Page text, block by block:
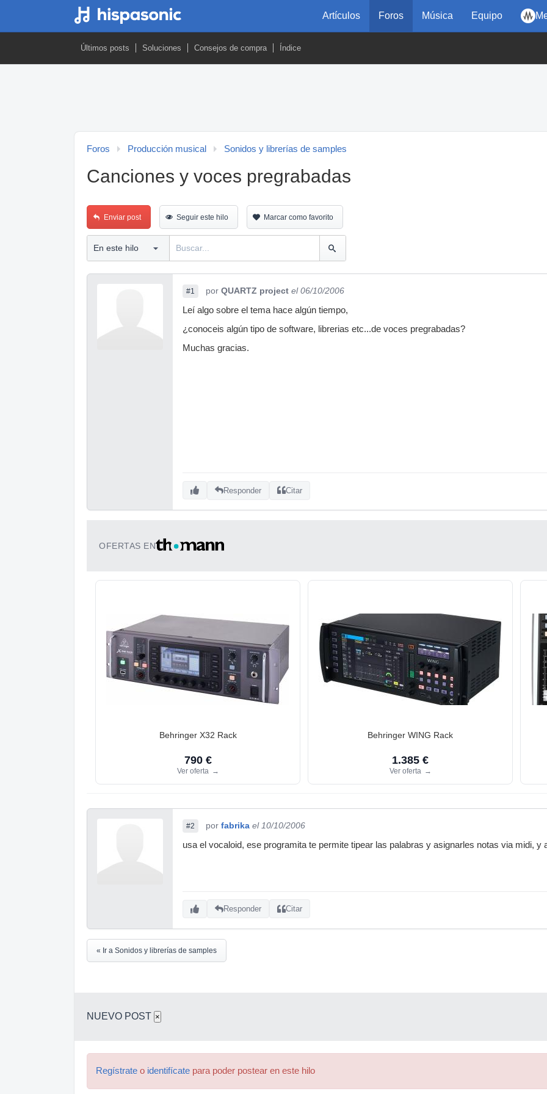
Artículos Foros Música Equipo
Últimos posts Soluciones Consejos de compra Índice
Foros Producción musical Sonidos y librerías de samples
Canciones y voces pregrabadas
Enviar post Seguir este hilo Marcar como favorito
#1 por QUARTZ project el 06/10/2006
Leí algo sobre el tema hace algún tiempo,
¿conoceis algún tipo de software, librerias etc...de voces pregrabadas?
Muchas gracias.
Responder Citar
OFERTAS EN
Behringer X32 Rack
790 €
Ver oferta →
Behringer WING Rack
1.385 €
Ver oferta →
#2 por fabrika el 10/10/2006
usa el vocaloid, ese programita te permite tipear las palabras y asignarles notas via midi, y
Responder Citar
« Ir a Sonidos y librerías de samples
NUEVO POST ×
Regístrate o identifícate para poder postear en este hilo